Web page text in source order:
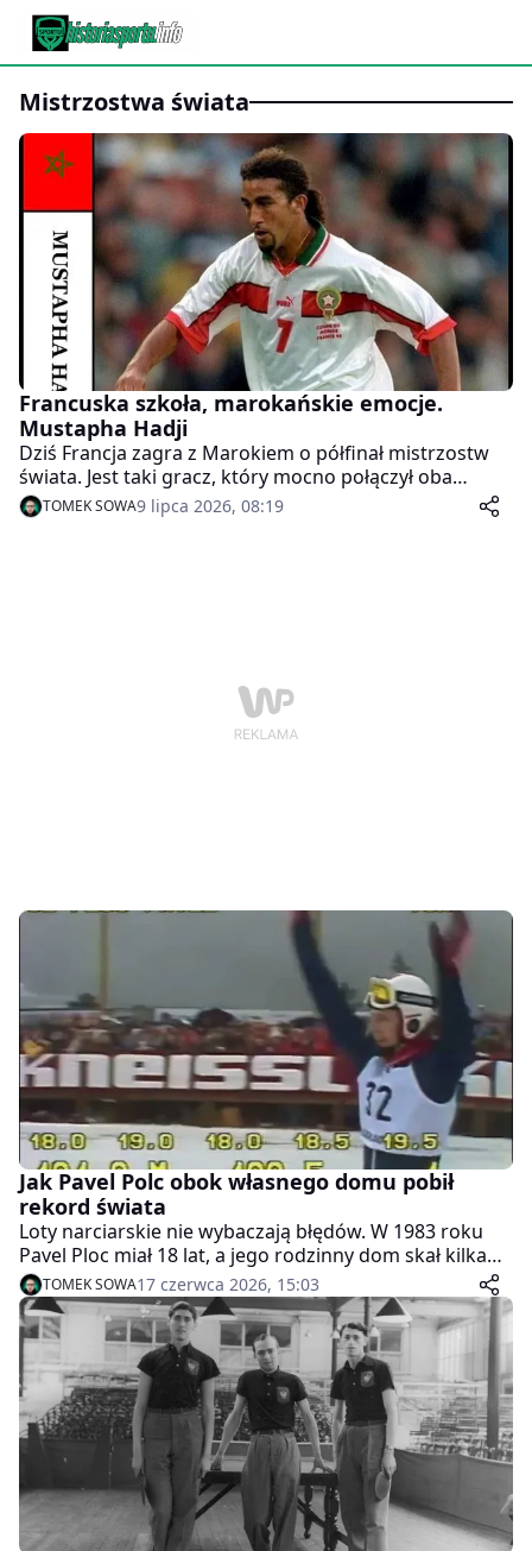
mistrzostwa świata
Francuska szkoła, marokańskie emocje.
Mustapha Hadji
Dziś Francja zagra z Marokiem o półfinał mistrzostw
świata. Jest taki gracz, który mocno połączył oba
narody. Nazywał się Mustapha Hadji.
TOMEK SOWA9 lipca 2026, 08:19
Jak Pavel Polc obok własnego domu pobił
rekord świata
Loty narciarskie nie wybaczają błędów. W 1983 roku
Pavel Ploc miał 18 lat, a jego rodzinny dom skał kilka
metrów od skoczni w Harrachovie. Kilka sekund
później był już rekordzistą świata i srebrnym
medalistą...
TOMEK SOWA17 czerwca 2026, 15:03